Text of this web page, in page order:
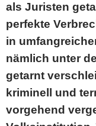
als Juristen
perfekte
in
nämlich unter
getarnt
kriminell und
vorgehend